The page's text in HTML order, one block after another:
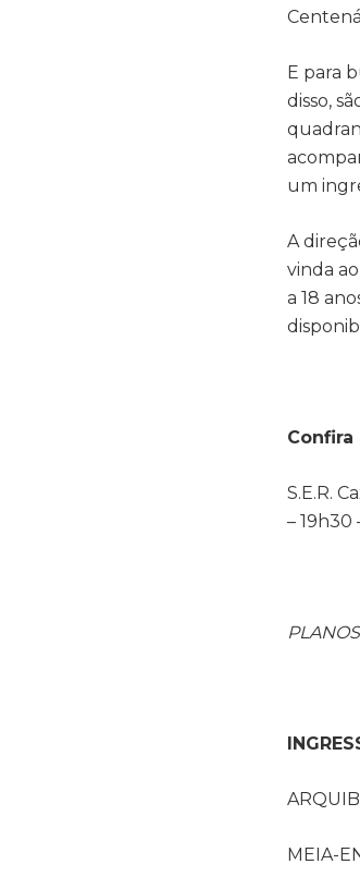
E para
disso,
um
A
vinda
a 18
S.E.R.
– 19h30
MEIA-